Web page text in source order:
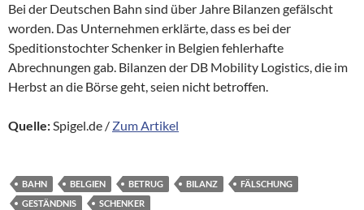
Bei der Deutschen Bahn sind über Jahre Bilanzen gefälscht
worden. Das Unternehmen erklärte, dass es bei der
Speditionstochter Schenker in Belgien fehlerhafte
Abrechnungen gab. Bilanzen der DB Mobility Logistics, die im
Herbst an die Börse geht, seien nicht betroffen.
Quelle:Spigel.de / Zum Artikel
BAHN BELGIEN BETRUG BILANZ
FÄLSCHUNG
GESTÄNDNIS
SCHENKER